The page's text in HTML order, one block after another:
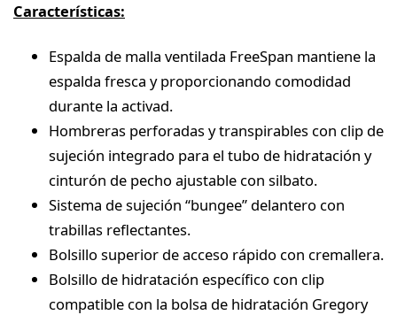
Características:
Espalda de malla ventilada FreeSpan mantiene la
espalda fresca y proporcionando comodidad
durante la activad.
Hombreras perforadas y transpirables con clip de
sujeción integrado para el tubo de hidratación y
cinturón de pecho ajustable con silbato.
Sistema de sujeción “bungee” delantero con
trabillas reflectantes.
Bolsillo superior de acceso rápido con cremallera.
Bolsillo de hidratación específico con clip
compatible con la bolsa de hidratación Gregory